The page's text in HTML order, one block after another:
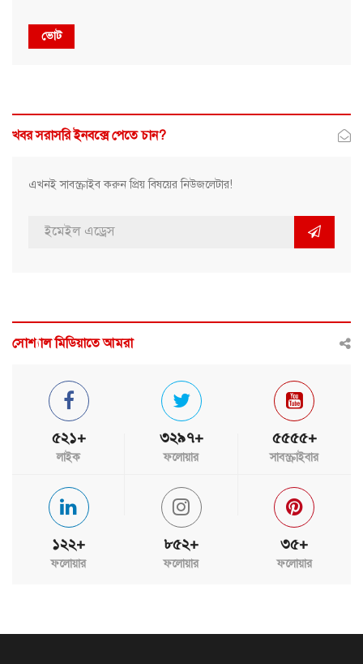
ভোট
খবর সরাসরি ইনবক্সে পেতে চান?
এখনই সাবস্ক্রাইব করুন প্রিয় বিষয়ের নিউজলেটার!
সোশ্যাল মিডিয়াতে আমরা
৫২১+
লাইক
৩২৯৭+
ফলোয়ার
৫৫৫৫+
সাবস্ক্রাইবার
১২২+
ফলোয়ার
৮৫২+
ফলোয়ার
৩৫+
ফলোয়ার